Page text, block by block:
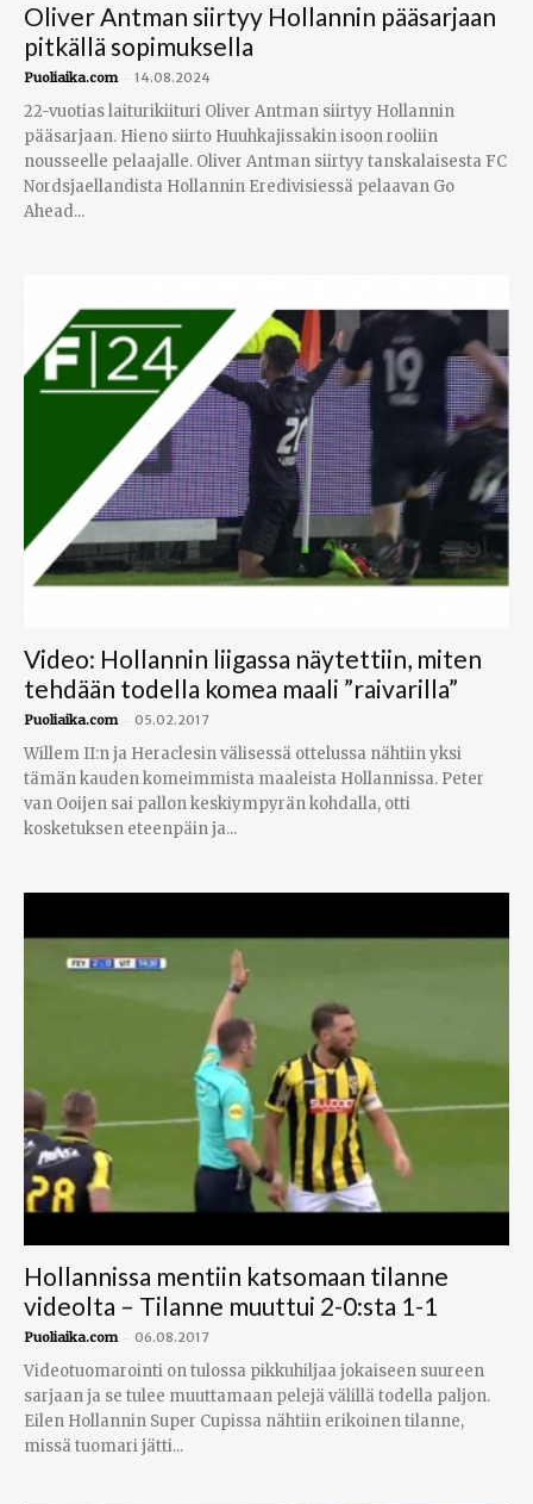
Oliver Antman siirtyy Hollannin pääsarjaan
pitkällä sopimuksella
Puoliaika.com - 14.08.2024
22-vuotias laiturikiituri Oliver Antman siirtyy Hollannin
pääsarjaan. Hieno siirto Huuhkajissakin isoon rooliin
nousseelle pelaajalle. Oliver Antman siirtyy tanskalaisesta FC
Nordsjaellandista Hollannin Eredivisiessä pelaavan Go
Ahead...
Video: Hollannin liigassa näytettiin, miten
tehdään todella komea maali ”raivarilla”
Puoliaika.com - 05.02.2017
Willem II:n ja Heraclesin välisessä ottelussa nähtiin yksi
tämän kauden komeimmista maaleista Hollannissa. Peter
van Ooijen sai pallon keskiympyrän kohdalla, otti
kosketuksen eteenpäin ja...
Hollannissa mentiin katsomaan tilanne
videolta – Tilanne muuttui 2-0:sta 1-1
Puoliaika.com - 06.08.2017
Videotuomarointi on tulossa pikkuhiljaa jokaiseen suureen
sarjaan ja se tulee muuttamaan pelejä välillä todella paljon.
Eilen Hollannin Super Cupissa nähtiin erikoinen tilanne,
missä tuomari jätti...